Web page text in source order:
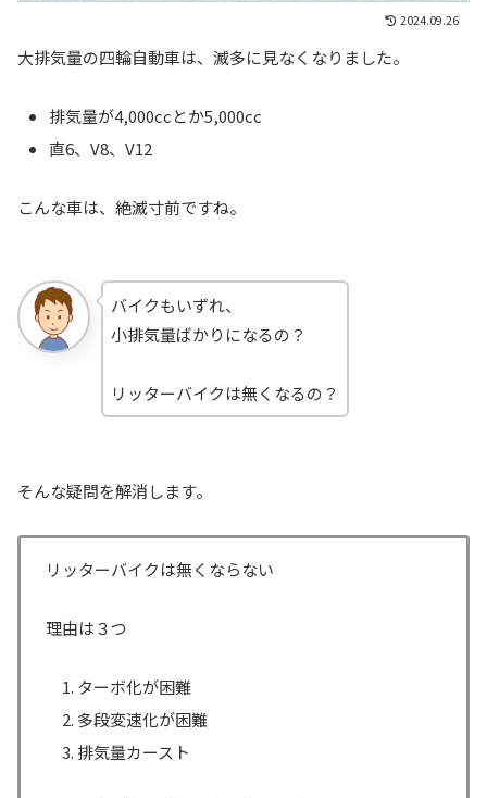
2024.09.26
大排気量の四輪自動車は、滅多に見なくなりました。
排気量が4,000ccとか5,000cc
直6、V8、V12
こんな車は、絶滅寸前ですね。
バイクもいずれ、
小排気量ばかりになるの？
リッターバイクは無くなるの？
そんな疑問を解消します。
リッターバイクは無くならない
理由は３つ
ターボ化が困難
多段変速化が困難
排気量カースト